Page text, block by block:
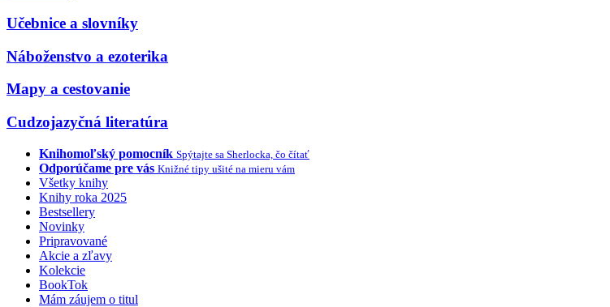
Učebnice a slovníky
Náboženstvo a ezoterika
Mapy a cestovanie
Cudzojazyčná literatúra
Knihomoľský pomocník Spýtajte sa Sherlocka, čo čítať
Odporúčame pre vás Knižné tipy ušité na mieru vám
Všetky knihy
Knihy roka 2025
Bestsellery
Novinky
Pripravované
Akcie a zľavy
Kolekcie
BookTok
Mám záujem o titul